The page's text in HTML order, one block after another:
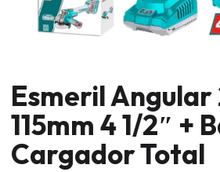
Esmeril
115mm 4 1/2″ +
Cargador Total